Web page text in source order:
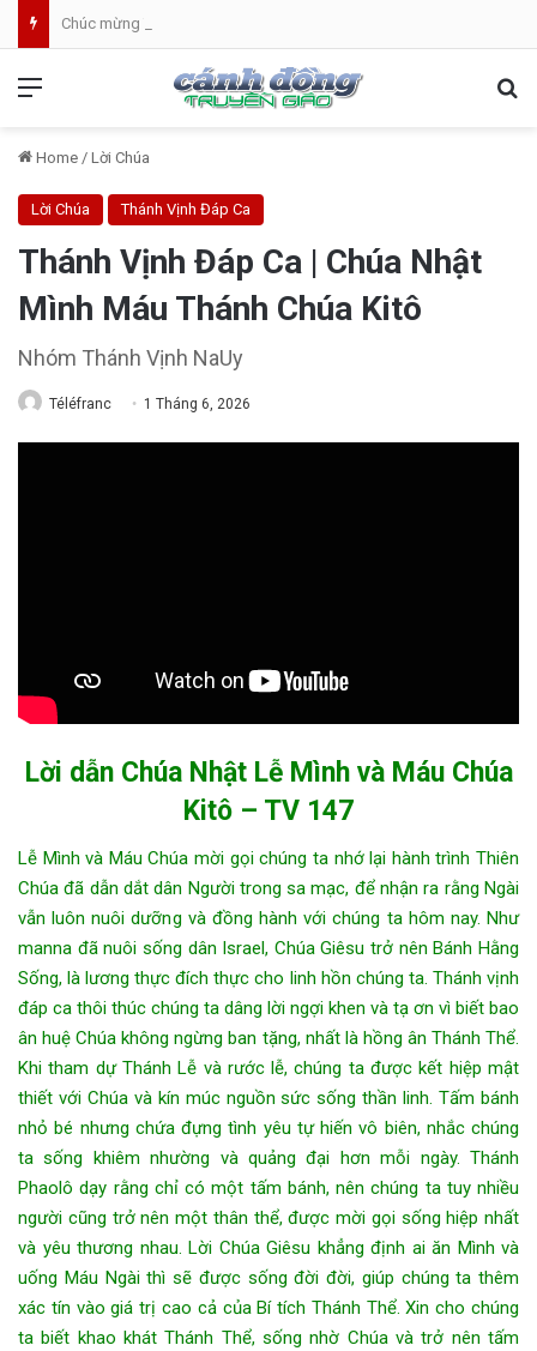
Home / Lời Chúa
Lời Chúa Thánh Vịnh Đáp Ca
Thánh Vịnh Đáp Ca | Chúa Nhật
Mình Máu Thánh Chúa Kitô
Nhóm Thánh Vịnh NaUy
Téléfranc 1 Tháng 6, 2026
Lời dẫn Chúa Nhật Lễ Mình và Máu Chúa
Kitô – TV 147
Lễ Mình và Máu Chúa mời gọi chúng ta nhớ lại hành trình Thiên
Chúa đã dẫn dắt dân Người trong sa mạc, để nhận ra rằng Ngài
vẫn luôn nuôi dưỡng và đồng hành với chúng ta hôm nay. Như
manna đã nuôi sống dân Israel, Chúa Giêsu trở nên Bánh Hằng
Sống, là lương thực đích thực cho linh hồn chúng ta. Thánh vịnh
đáp ca thôi thúc chúng ta dâng lời ngợi khen và tạ ơn vì biết bao
ân huệ Chúa không ngừng ban tặng, nhất là hồng ân Thánh Thể.
Khi tham dự Thánh Lễ và rước lễ, chúng ta được kết hiệp mật
thiết với Chúa và kín múc nguồn sức sống thần linh. Tấm bánh
nhỏ bé nhưng chứa đựng tình yêu tự hiến vô biên, nhắc chúng
ta sống khiêm nhường và quảng đại hơn mỗi ngày. Thánh
Phaolô dạy rằng chỉ có một tấm bánh, nên chúng ta tuy nhiều
người cũng trở nên một thân thể, được mời gọi sống hiệp nhất
và yêu thương nhau. Lời Chúa Giêsu khẳng định ai ăn Mình và
uống Máu Ngài thì sẽ được sống đời đời, giúp chúng ta thêm
xác tín vào giá trị cao cả của Bí tích Thánh Thể. Xin cho chúng
ta biết khao khát Thánh Thể, sống nhờ Chúa và trở nên tấm